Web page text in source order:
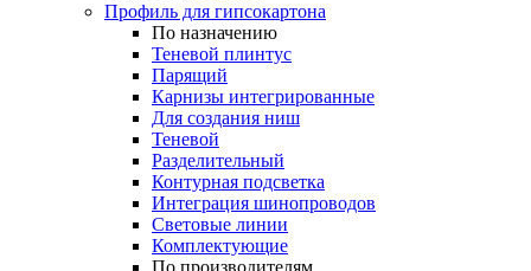
Профиль для гипсокартона
По назначению
Теневой плинтус
Парящий
Карнизы интегрированные
Для создания ниш
Теневой
Разделительный
Контурная подсветка
Интеграция шинопроводов
Световые линии
Комплектующие
По производителям